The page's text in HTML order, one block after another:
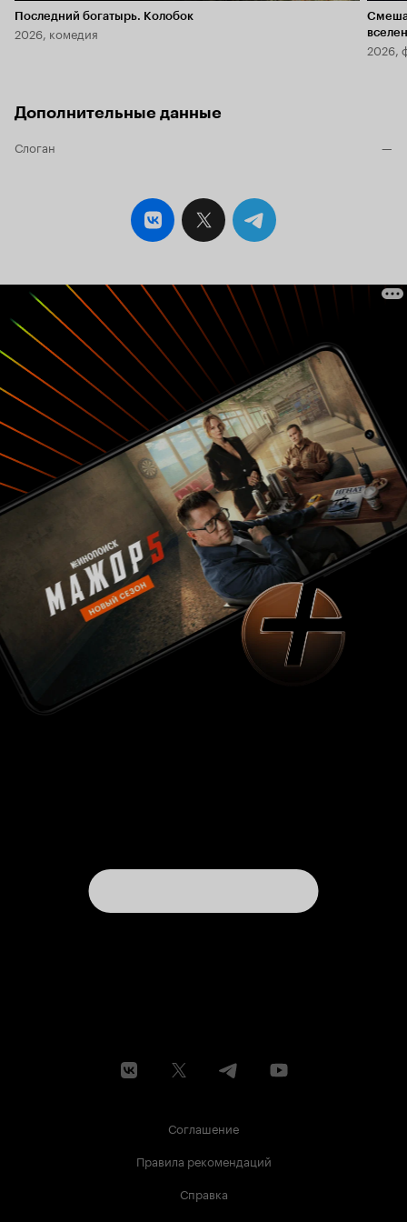
Последний богатырь. Колобок
2026, комедия
2026,
Дополнительные данные
Слоган —
Соглашение
Правила рекомендаций
Справка